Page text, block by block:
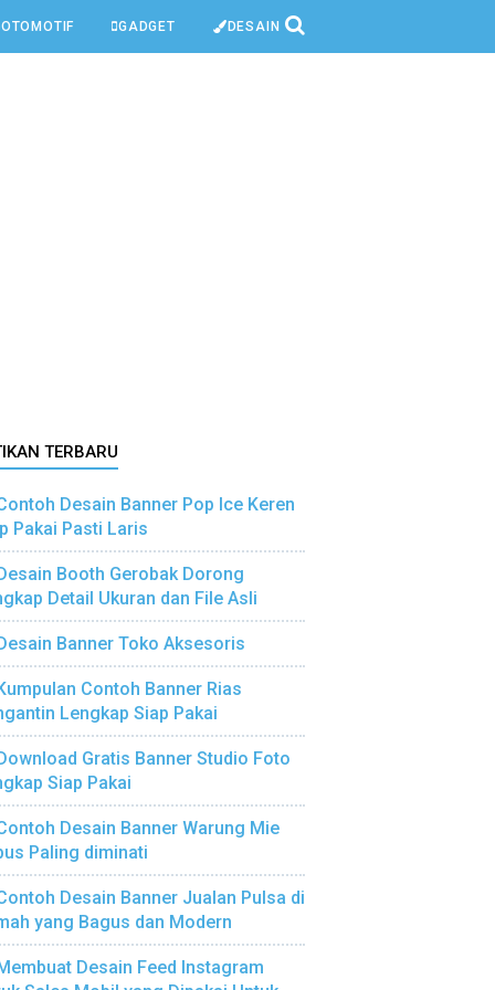
OTOMOTIF GADGET DESAIN
TERBARU
Desain Banner Pop Ice Keren
Pakai Pasti Laris
Booth Gerobak Dorong
Detail Ukuran dan File Asli
Banner Toko Aksesoris
Contoh Banner Rias
Lengkap Siap Pakai
Gratis Banner Studio Foto
Siap Pakai
Desain Banner Warung Mie
Paling diminati
Desain Banner Jualan Pulsa di
yang Bagus dan Modern
Desain Feed Instagram